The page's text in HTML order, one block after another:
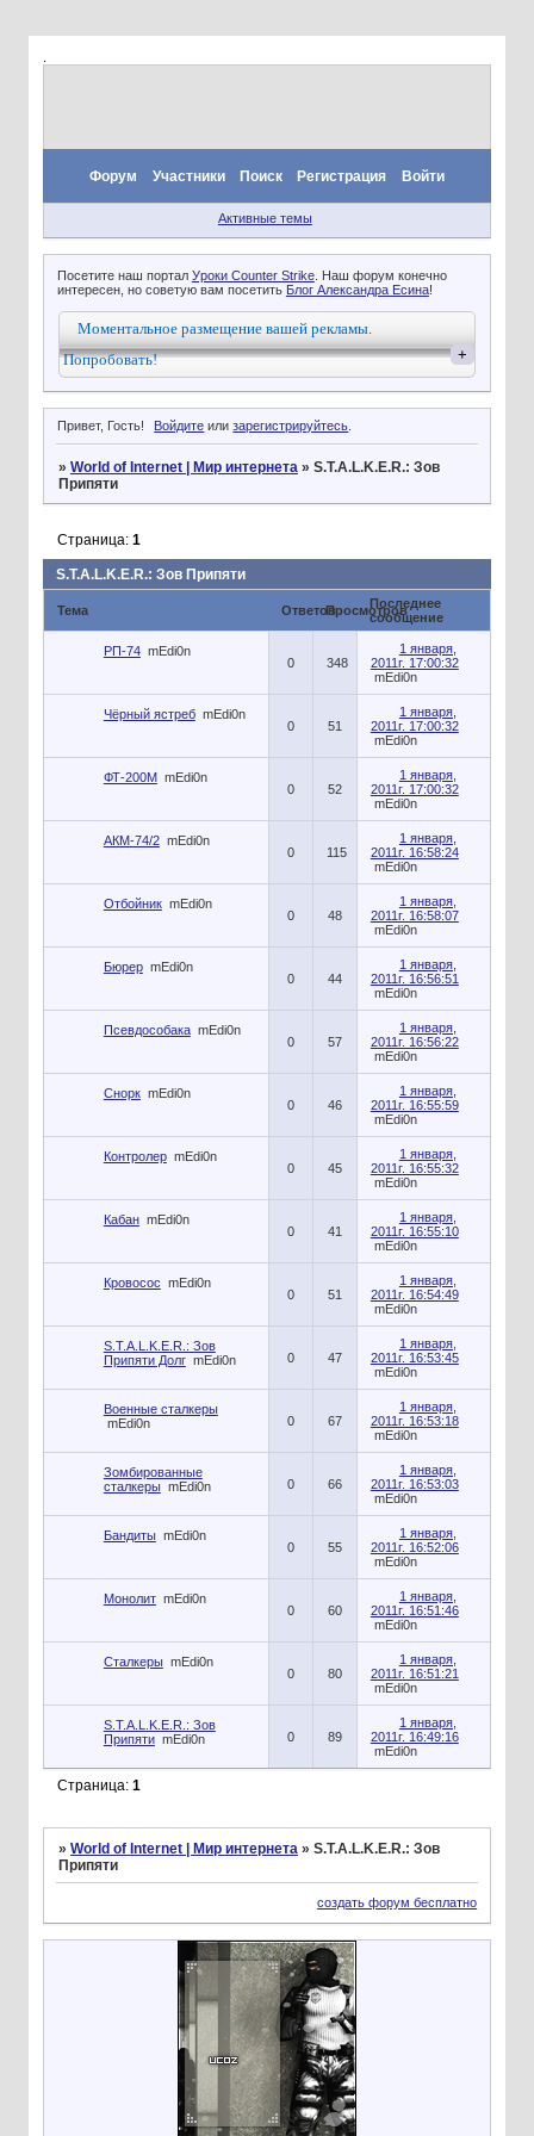
Форум Участники Поиск Регистрация Войти
Активные темы
Посетите наш портал Уроки Counter Strike. Наш форум конечно
интересен, но советую вам посетить Блог Александра Есина!
Моментальное размещение вашей рекламы.
Попробовать!
+
Привет, Гость! Войдите илизарегистрируйтесь.
» World of Internet | Мир интернета » S.T.A.L.K.E.R.: Зов
Припяти
S.T.A.L.K.E.R.: Зов Припяти
Страница: 1
Тема ОтветовПросмотровПоследнее
сообщение
РП-74 mEdi0n
0
348
1 января,
2011г. 17:00:32
mEdi0n
Чёрный ястреб mEdi0n
0
51
1 января,
2011г. 17:00:32
mEdi0n
ФТ-200М mEdi0n
0
52
1 января,
2011г. 17:00:32
mEdi0n
АКМ-74/2 mEdi0n
0
115
1 января,
2011г. 16:58:24
mEdi0n
Отбойник mEdi0n
0
48
1 января,
2011г. 16:58:07
mEdi0n
Бюрер mEdi0n
0
44
1 января,
2011г. 16:56:51
mEdi0n
Псевдособака mEdi0n
0
57
1 января,
2011г. 16:56:22
mEdi0n
Снорк mEdi0n
0
46
1 января,
2011г. 16:55:59
mEdi0n
Контролер mEdi0n
0
45
1 января,
2011г. 16:55:32
mEdi0n
Кабан mEdi0n
0
41
1 января,
2011г. 16:55:10
mEdi0n
Кровосос mEdi0n
0
51
1 января,
2011г. 16:54:49
mEdi0n
S.T.A.L.K.E.R.: Зов
Припяти Долг mEdi0n 0 47
1 января,
2011г. 16:53:45
mEdi0n
Военные сталкеры
mEdi0n
0 67
1 января,
2011г. 16:53:18
mEdi0n
Зомбированные
сталкеры mEdi0n 0 66
1 января,
2011г. 16:53:03
mEdi0n
Бандиты mEdi0n
0
55
1 января,
2011г. 16:52:06
mEdi0n
Монолит mEdi0n
0
60
1 января,
2011г. 16:51:46
mEdi0n
Сталкеры mEdi0n
0
80
1 января,
2011г. 16:51:21
mEdi0n
S.T.A.L.K.E.R.: Зов
Припяти mEdi0n 0 89
1 января,
2011г. 16:49:16
mEdi0n
Страница: 1
» World of Internet | Мир интернета » S.T.A.L.K.E.R.: Зов
Припяти
создать форум бесплатно